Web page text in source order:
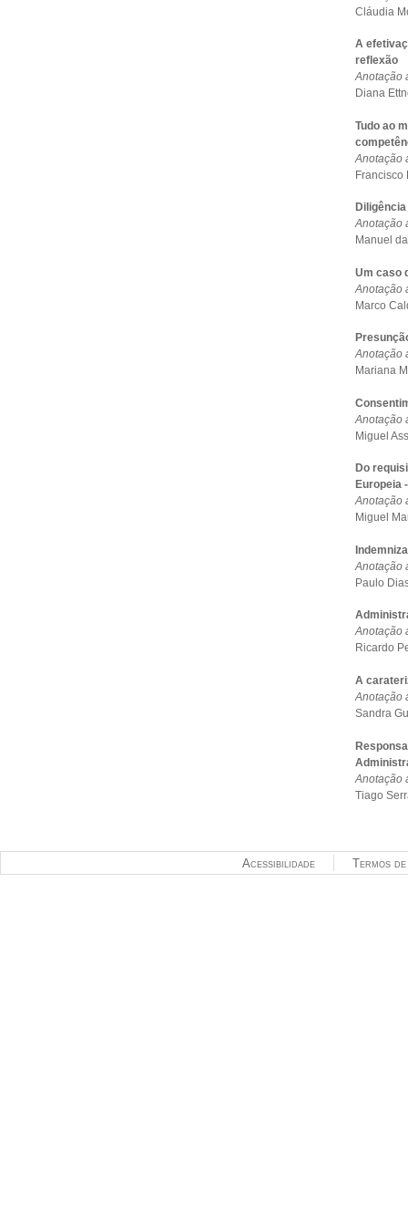
Cláudia
A
reflexão
Anotação
Diana
Tudo ao
Anotação
Francisco
Anotação
Manuel
Um caso
Anotação
Marco
Anotação
Mariana
Anotação
Miguel
Do
Europeia
Anotação
Miguel
Anotação
Paulo
Anotação
Ricardo
A
Anotação
Sandra
Anotação
Tiago
Termos
Acessibilidade